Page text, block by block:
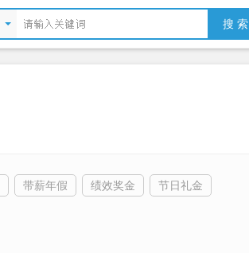
搜 索
带薪年假 绩效奖金 节日礼金